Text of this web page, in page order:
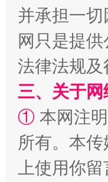
阿坝州三大球
并承担一
网只是提
法律法规
三、关于网
① 本网注
所有。本
上使用你